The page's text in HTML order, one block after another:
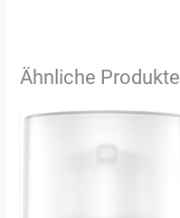
Ähnliche Produkte